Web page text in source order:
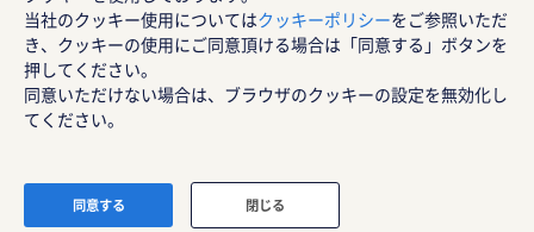
ランスタッド株式会社
〒102-8578 東京都千代田区紀尾井町4-1 ニューオー
タニガーデンコート21F
RANDSTAD, HUMAN FORWARD及びSHAPING THE W
© Randstad Japan
当社のクッキー使用についてはクッキーポリシーをご参照いただ
き、クッキーの使用にご同意頂ける場合は「同意する」ボタンを
押してください。
同意いただけない場合は、ブラウザのクッキーの設定を無効化し
てください。
同意する 閉じる